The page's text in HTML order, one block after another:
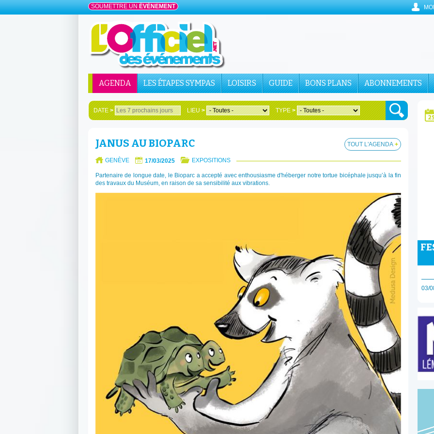
SOUMETTRE UN ÉVÉNEMENT
AGENDA LES ÉTAPES SYMPAS LOISIRS GUIDE BONS PLANS ABONNEMENTS
DATE> LIEU> TYPE>
JANUS AU BIOPARC TOUT L'AGENDA +
GENÈVE 17/03/2025 EXPOSITIONS
Partenaire de longue date, le Bioparc a accepté avec enthousiasme d'héberger notre tortue bicéphale jusqu’à la fin
des travaux du Muséum, en raison de sa sensibilité aux vibrations.
03/